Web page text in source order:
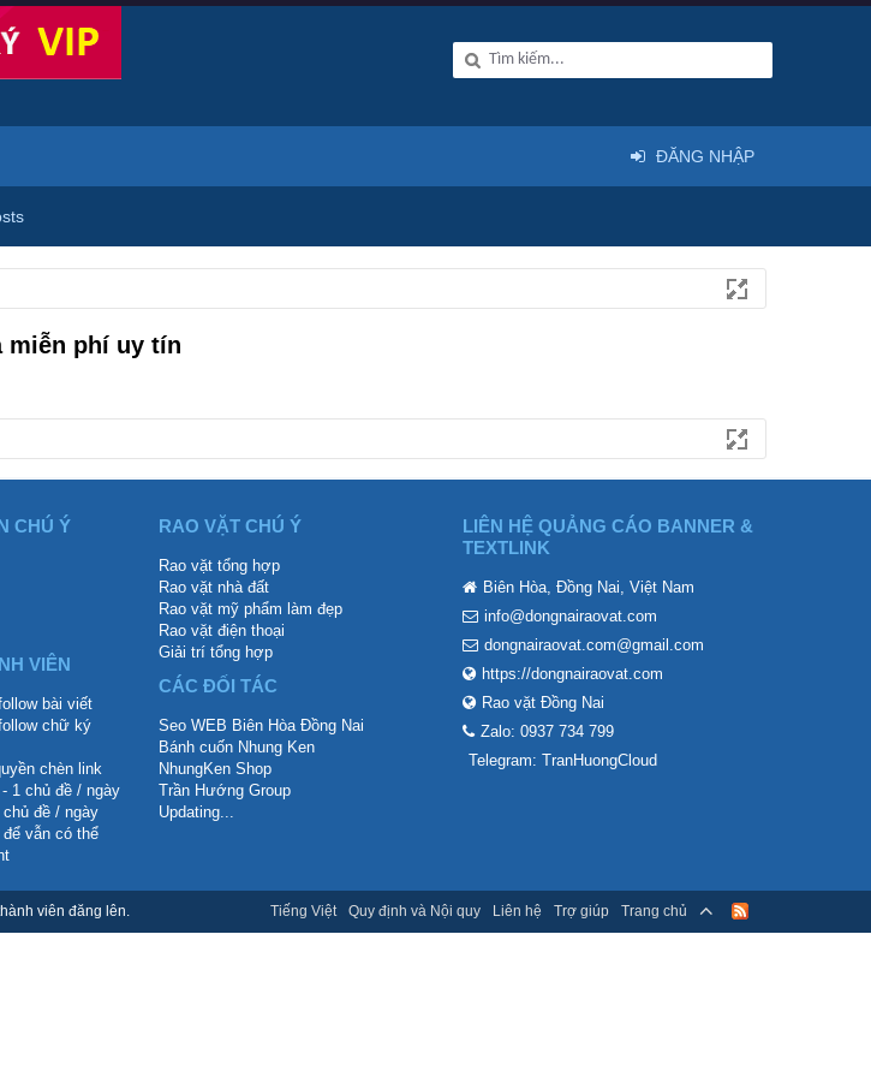
miễn phí uy tín
ĐĂNG NHẬP
CHÚ Ý
VIÊN
bài viết
chữ ký
chèn link
1 chủ đề / ngày
đề / ngày
vẫn có thể
RAO VẶT CHÚ Ý
Rao vặt tổng hợp
Rao vặt nhà đất
Rao vặt mỹ phẩm làm đẹp
Rao vặt điện thoại
Giải trí tổng hợp
CÁC ĐỐI TÁC
Seo WEB Biên Hòa Đồng Nai
Bánh cuốn Nhung Ken
NhungKen Shop
Trần Hướng Group
Updating...
LIÊN HỆ QUẢNG CÁO BANNER &
TEXTLINK
Biên Hòa, Đồng Nai, Việt Nam
info@dongnairaovat.com
dongnairaovat.com@gmail.com
https://dongnairaovat.com
Rao vặt Đồng Nai
Zalo: 0937 734 799
Telegram: TranHuongCloud
viên đăng lên. Tiếng Việt Quy định và Nội quy Liên hệ Trợ giúp Trang chủ